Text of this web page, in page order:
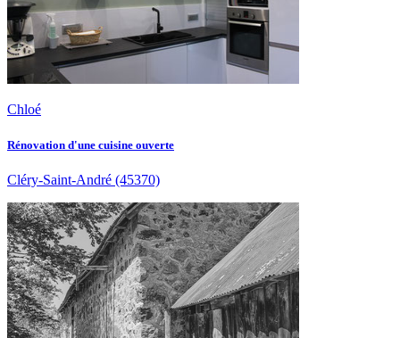
Chloé
Rénovation d'une cuisine ouverte
Cléry-Saint-André (45370)